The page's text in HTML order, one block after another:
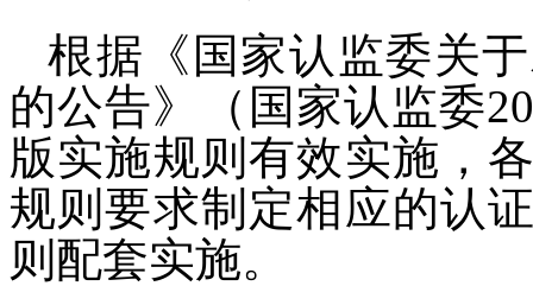
根据《国家认监委关
的公告》（国家认监委
版实施规则有效实施，
规则要求制定相应的认
则配套实施。